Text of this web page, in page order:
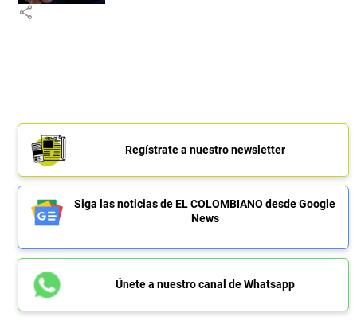
share
Regístrate a nuestro newsletter
Siga las noticias de EL COLOMBIANO desde Google
News
Únete a nuestro canal de Whatsapp